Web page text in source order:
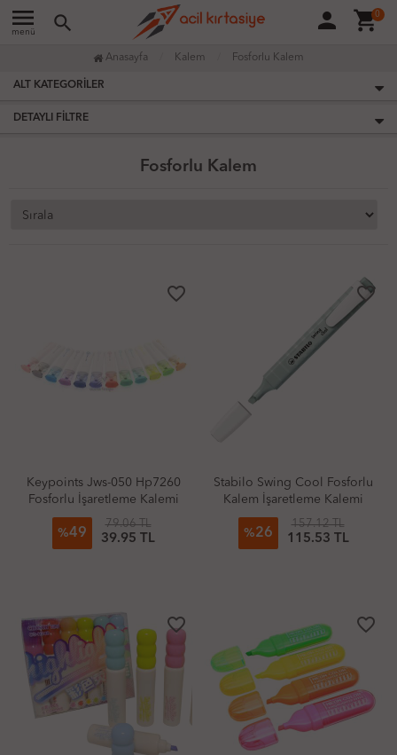
menu
menü search person shopping_cart
0
Anasayfa Kalem Fosforlu Kalem
ALT KATEGORILER
DETAYLI FILTRE
Fosforlu Kalem
favorite_border
Keypoints Jws-050 Hp7260
Fosforlu İşaretleme Kalemi
%49
79.06 TL
39.95 TL
favorite_border
Stabilo Swing Cool Fosforlu
Kalem İşaretleme Kalemi
Naturecolor Esintili Mavi
%26
157.12 TL
115.53 TL
favorite_border favorite_border